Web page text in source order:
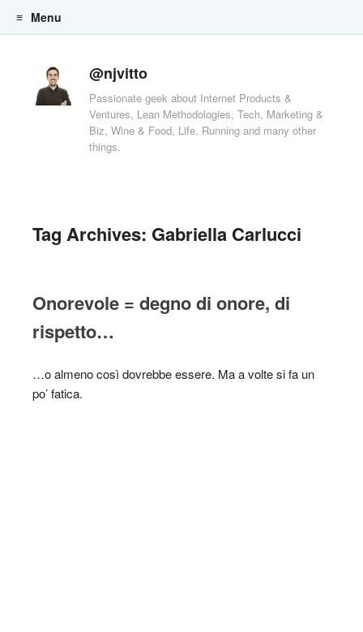
@njvitto
Passionate geek about Internet Products &
Ventures, Lean Methodologies, Tech, Marketing &
Biz, Wine & Food, Life, Running and many other
things.
Menu
Tag Archives: Gabriella Carlucci
Onorevole = degno di onore, di
rispetto…
…o almeno così dovrebbe essere. Ma a volte si fa un
po’ fatica.